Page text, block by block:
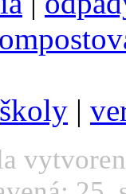
školy |